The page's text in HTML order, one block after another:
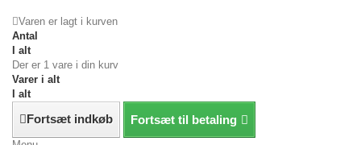
Varen er lagt i kurven
Antal
I alt
Der er 1 vare i din kurv
Varer i alt
I alt
Fortsæt indkøb Fortsæt til betaling